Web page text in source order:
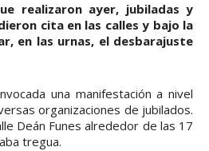
realizaron ayer, jubiladas y
cita en las calles y bajo la
en las urnas, el desbarajuste
una manifestación a nivel
organizaciones de jubilados.
Deán Funes alrededor de las 17
tregua.